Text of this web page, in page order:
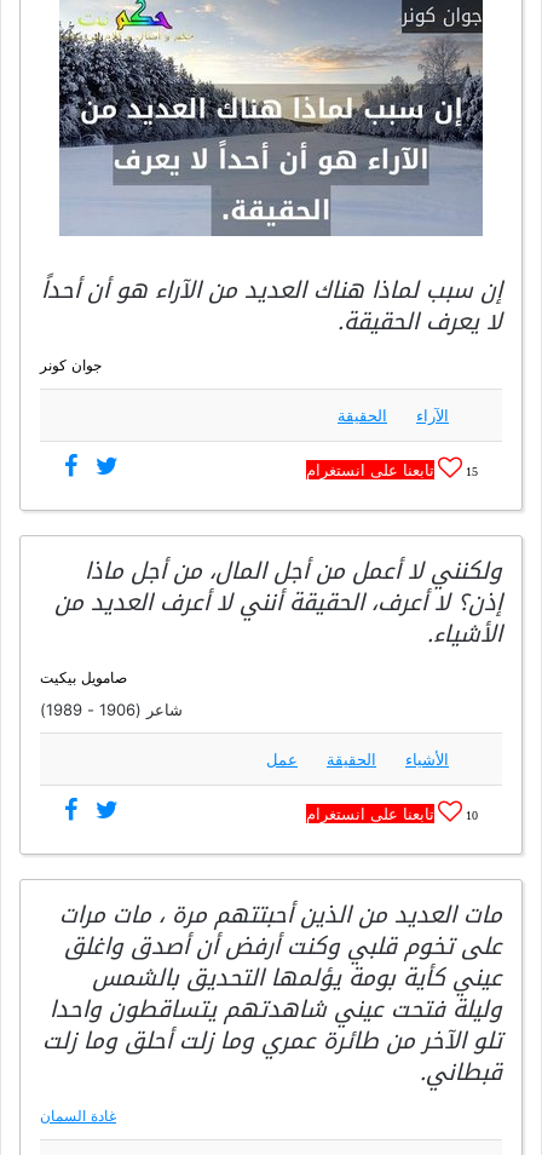
إن سبب لماذا هناك العديد من الآراء هو أن أحداً
لا يعرف الحقيقة.
جوان كونر
الآراء الحقيقة
15 تابعنا على انستغرام
ولكنني لا أعمل من أجل المال، من أجل ماذا
إذن؟ لا أعرف، الحقيقة أنني لا أعرف العديد من
الأشياء.
صامويل بيكيت
شاعر (1906 - 1989)
الأشياء الحقيقة عمل
10 تابعنا على انستغرام
مات العديد من الذين أحبتتهم مرة ، مات مرات
على تخوم قلبي وكنت أرفض أن أصدق واغلق
عيني كأية بومة يؤلمها التحديق بالشمس
وليلة فتحت عيني شاهدتهم يتساقطون واحدا
تلو الآخر من طائرة عمري وما زلت أحلق وما زلت
قبطاني.
غادة السمان